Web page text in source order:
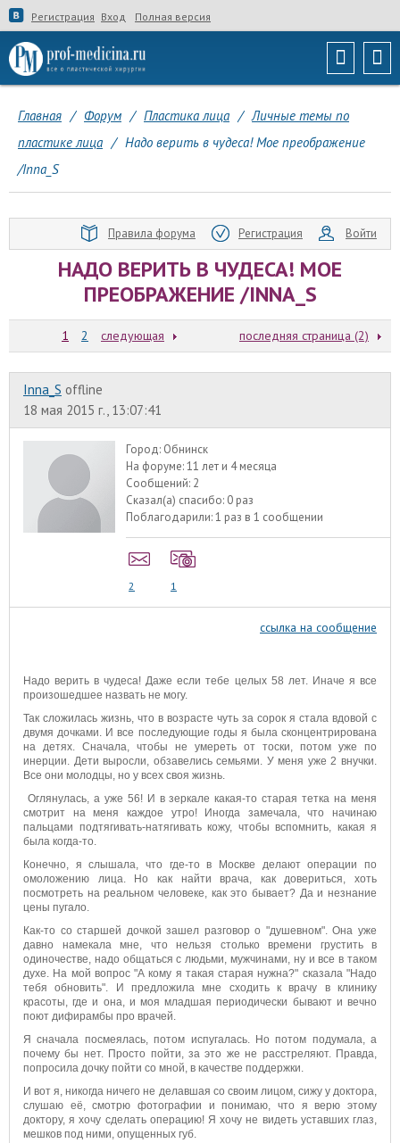
Регистрация Вход Полная версия
Главная / Форум / Пластика лица / Личные темы по
пластике лица / Надо верить в чудеса! Мое преображение
/Inna_S
Правила форума Регистрация Войти
НАДО ВЕРИТЬ В ЧУДЕСА! МОЕ
ПРЕОБРАЖЕНИЕ /INNA_S
1 2 следующая последняя страница (2)
Inna_S offline
18 мая 2015 г., 13:07:41
Город: Обнинск
На форуме:11 лет и 4 месяца
Сообщений: 2
Сказал(а) спасибо: 0 раз
Поблагодарили:1 раз в 1 сообщении
2 1
ссылка на сообщение
Надо верить в чудеса! Даже если тебе целых 58 лет. Иначе я все
произошедшее назвать не могу.
Так сложилась жизнь, что в возрасте чуть за сорок я стала вдовой с
двумя дочками. И все последующие годы я была сконцентрирована
на детях. Сначала, чтобы не умереть от тоски, потом уже по
инерции. Дети выросли, обзавелись семьями. У меня уже 2 внучки.
Все они молодцы, но у всех своя жизнь.
Оглянулась, а уже 56! И в зеркале какая-то старая тетка на меня
смотрит на меня каждое утро! Иногда замечала, что начинаю
пальцами подтягивать-натягивать кожу, чтобы вспомнить, какая я
была когда-то.
Конечно, я слышала, что где-то в Москве делают операции по
омоложению лица. Но как найти врача, как довериться, хоть
посмотреть на реальном человеке, как это бывает? Да и незнание
цены пугало.
Как-то со старшей дочкой зашел разговор о "душевном". Она уже
давно намекала мне, что нельзя столько времени грустить в
одиночестве, надо общаться с людьми, мужчинами, ну и все в таком
духе. На мой вопрос "А кому я такая старая нужна?" сказала "Надо
тебя обновить". И предложила мне сходить к врачу в клинику
красоты, где и она, и моя младшая периодически бывают и вечно
поют дифирамбы про врачей.
Я сначала посмеялась, потом испугалась. Но потом подумала, а
почему бы нет. Просто пойти, за это же не расстреляют. Правда,
попросила дочку пойти со мной, в качестве поддержки.
И вот я, никогда ничего не делавшая со своим лицом, сижу у доктора,
слушаю её, смотрю фотографии и понимаю, что я верю этому
доктору, я хочу сделать операцию! Я хочу не видеть уставших глаз,
мешков под ними, опущенных губ.